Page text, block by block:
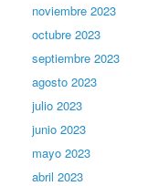
noviembre 2023
octubre 2023
septiembre 2023
agosto 2023
julio 2023
junio 2023
mayo 2023
abril 2023